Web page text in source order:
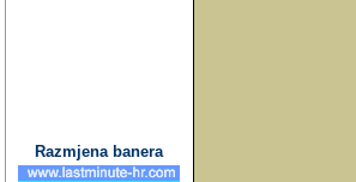
Razmjena banera